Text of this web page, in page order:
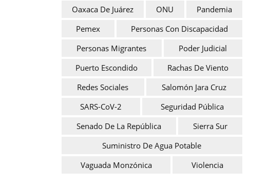
Oaxaca De Juárez
ONU
Pandemia
Pemex
Personas Con Discapacidad
Personas Migrantes
Poder Judicial
Puerto Escondido
Rachas De Viento
Redes Sociales
Salomón Jara Cruz
SARS-CoV-2
Seguridad Pública
Senado De La República
Sierra Sur
Suministro De Agua Potable
Vaguada Monzónica
Violencia